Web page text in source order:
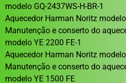
modelo GQ-2437WS-H-BR-1
Aquecedor Harman Noritz modelo
Manutenção e conserto do
modelo YE 2200 FE-1
Aquecedor Harman Noritz
Manutenção e conserto do
modelo YE 1500 FE